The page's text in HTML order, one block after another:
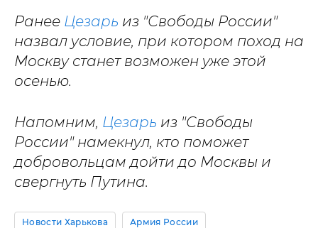
Ранее Цезарь из "Свободы России"
назвал условие, при котором поход на
Москву станет возможен уже этой
осенью.
Напомним, Цезарь из "Свободы
России" намекнул, кто поможет
добровольцам дойти до Москвы и
свергнуть Путина.
Новости Харькова Армия России